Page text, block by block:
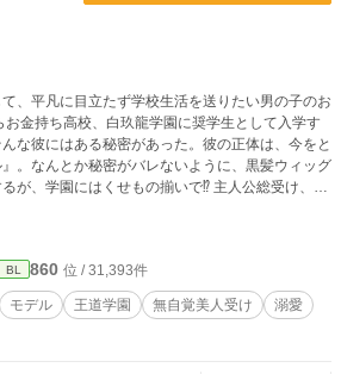
、平凡に目立たず学校生活を送りたい男の子のお
な彼にはある秘密があった。彼の正体は、今をと
。なんとか秘密がバレないように、黒髪ウィッグ
にはくせもの揃いで⁉︎ 主人公総受け、総
ので注意。 思いつきで始めた物語なので展開も
でお好きなキャラを書いてくれたらそことの絡み
心者です。誤字脱字矛盾等ありましたらこっそり
! 後から編集することがあるかと思います。ご承
イトでも投稿しています。
BL 860 位 / 31,393件
モデル 王道学園 無自覚美人受け
溺愛